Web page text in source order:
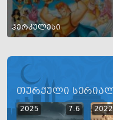
ჰერკულესი
თურქული
2025 7.6 2022